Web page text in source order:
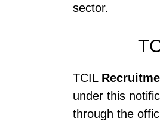
sector.
TCIL
under this
through the